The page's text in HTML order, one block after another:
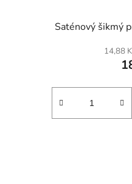
Saténový šikmý
14,88